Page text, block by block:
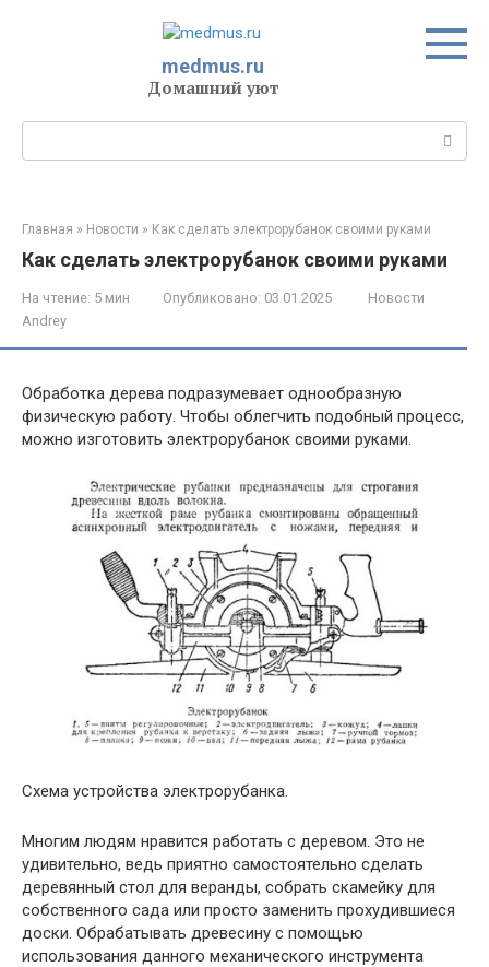
medmus.ru
Домашний уют
Главная » Новости » Как сделать электрорубанок своими руками
Как сделать электрорубанок своими руками
На чтение: 5 мин Опубликовано: 03.01.2025
Новости
Andrey
Обработка дерева подразумевает однообразную
физическую работу. Чтобы облегчить подобный процесс,
можно изготовить электрорубанок своими руками.
Схема устройства электрорубанка.
Многим людям нравится работать с деревом. Это не
удивительно, ведь приятно самостоятельно сделать
деревянный стол для веранды, собрать скамейку для
собственного сада или просто заменить прохудившиеся
доски. Обрабатывать древесину с помощью
использования данного механического инструмента